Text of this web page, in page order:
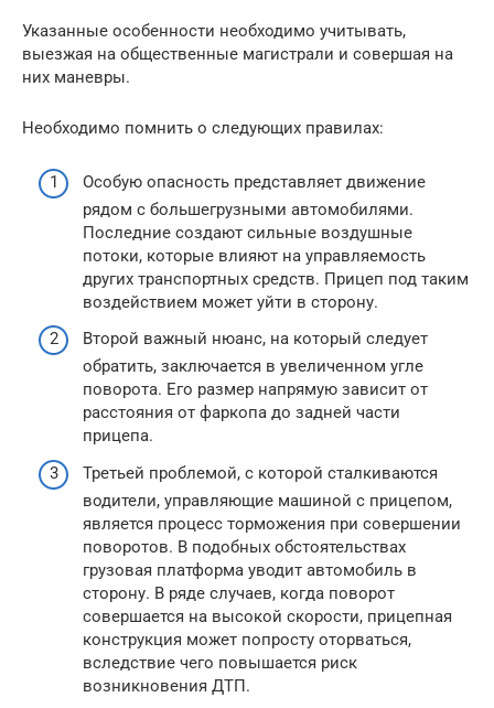
Указанные особенности необходимо учитывать,
выезжая на общественные магистрали и совершая на
них маневры.
Необходимо помнить о следующих правилах:
Особую опасность представляет движение
рядом с большегрузными автомобилями.
Последние создают сильные воздушные
потоки, которые влияют на управляемость
других транспортных средств. Прицеп под таким
воздействием может уйти в сторону.
Второй важный нюанс, на который следует
обратить, заключается в увеличенном угле
поворота. Его размер напрямую зависит от
расстояния от фаркопа до задней части
прицепа.
Третьей проблемой, с которой сталкиваются
водители, управляющие машиной с прицепом,
является процесс торможения при совершении
поворотов. В подобных обстоятельствах
грузовая платформа уводит автомобиль в
сторону. В ряде случаев, когда поворот
совершается на высокой скорости, прицепная
конструкция может попросту оторваться,
вследствие чего повышается риск
возникновения ДТП.